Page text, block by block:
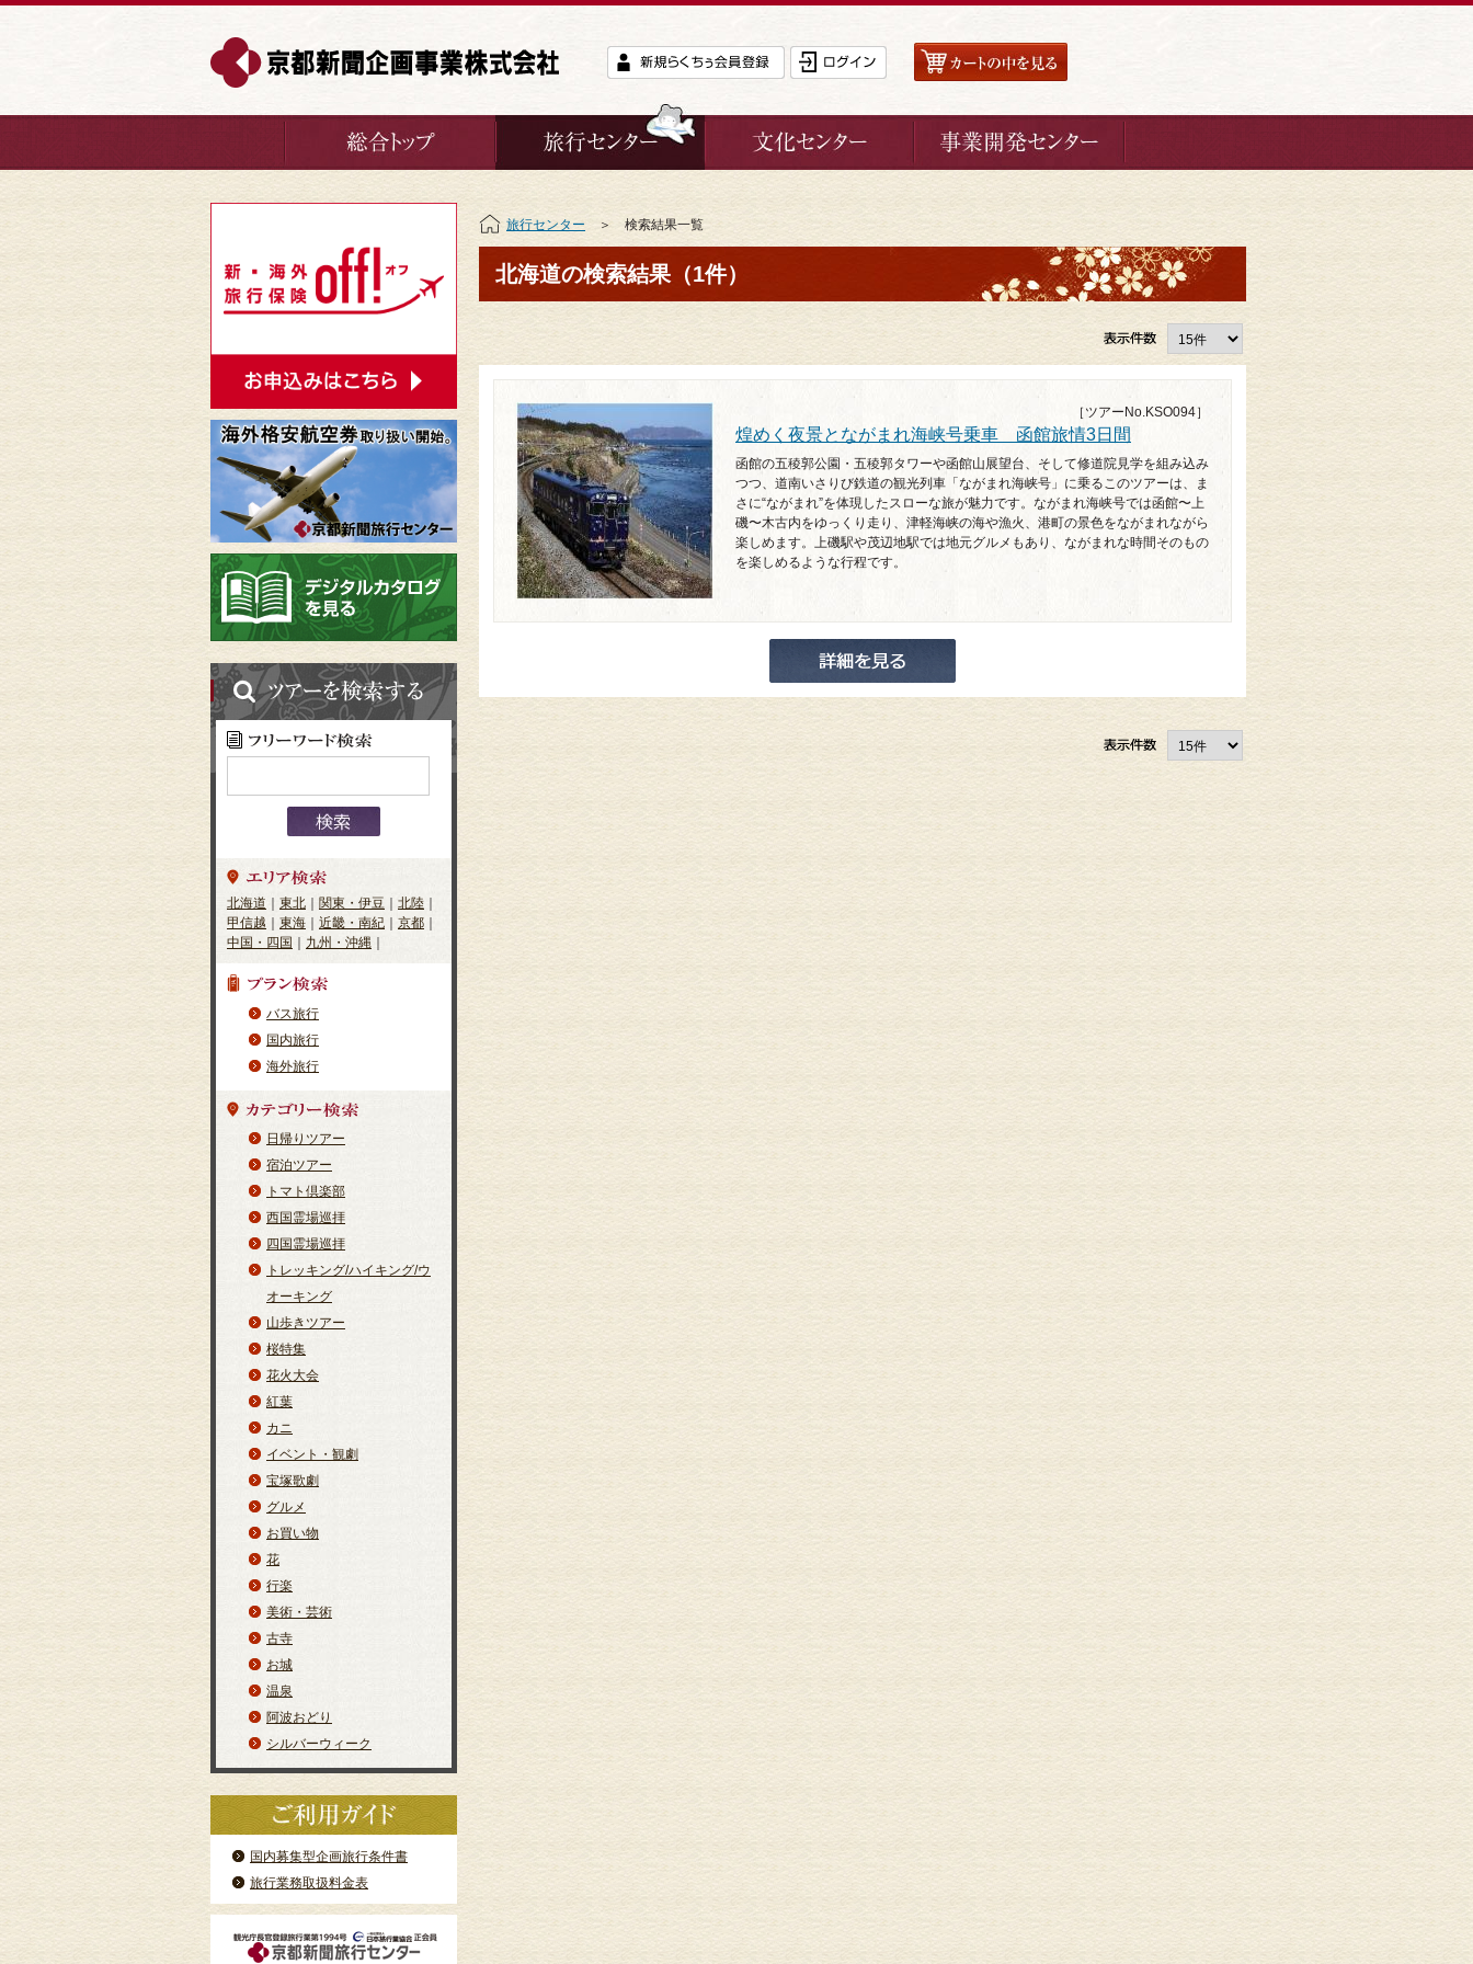
北海道 東北 関東・伊豆 北陸
甲信越
東海 近畿・南紀 京都
中国・四国
九州・沖縄
バス旅行
国内旅行
海外旅行
日帰りツアー
宿泊ツアー
トマト倶楽部
西国霊場巡拝
四国霊場巡拝
トレッキング/ハイキング/ウ
オーキング
山歩きツアー
桜特集
花火大会
紅葉
カニ
イベント・観劇
宝塚歌劇
グルメ
お買い物
花
行楽
美術・芸術
古寺
お城
温泉
阿波おどり
シルバーウィーク
国内募集型企画旅行条件書
旅行業務取扱料金表
旅行センター ＞ 検索結果一覧
北海道の検索結果（1件）
［ツアーNo.KSO094］
煌めく夜景とながまれ海峡号乗車 函館旅情3日間
函館の五稜郭公園・五稜郭タワーや函館山展望台、そして修道院見学を組み込み
つつ、道南いさりび鉄道の観光列車「ながまれ海峡号」に乗るこのツアーは、ま
さに“ながまれ”を体現したスローな旅が魅力です。ながまれ海峡号では函館〜上
磯〜木古内をゆっくり走り、津軽海峡の海や漁火、港町の景色をながまれながら
楽しめます。上磯駅や茂辺地駅では地元グルメもあり、ながまれな時間そのもの
を楽しめるような行程です。